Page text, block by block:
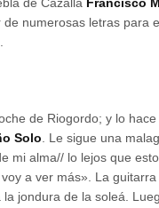
numerosas letras para
de Riogordo; y lo
Solo . Le sigue una
mi alma// lo lejos que
a ver más». La
jondura de la soleá.